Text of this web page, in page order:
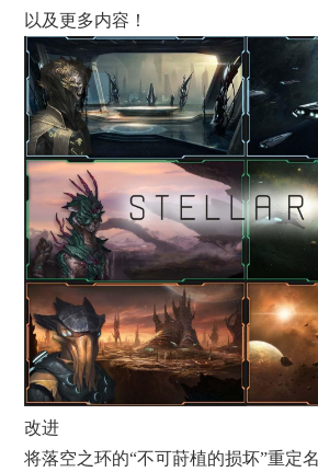
以及更多内容！
改进
将落空之环的“不可莳植的损坏”重定